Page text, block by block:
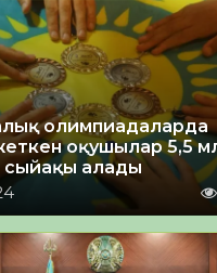
олимпиадаларда
оқушылар 5,5
сыйақы алады